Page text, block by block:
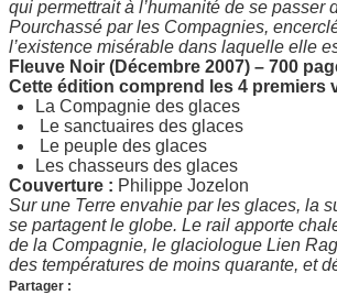
qui permettrait à l’humanité de se
Pourchassé par les Compagnies,
l’existence misérable dans laquelle elle
Fleuve Noir (Décembre 2007) – 700
Cette édition comprend les 4 premiers
La Compagnie des glaces
Le sanctuaires des glaces
Le peuple des glaces
Les chasseurs des glaces
Couverture : Philippe Jozelon
Sur une Terre envahie par les glaces, la
se partagent le globe. Le rail apporte
de la Compagnie, le glaciologue Lien
des températures de moins quarante, et
Partager :